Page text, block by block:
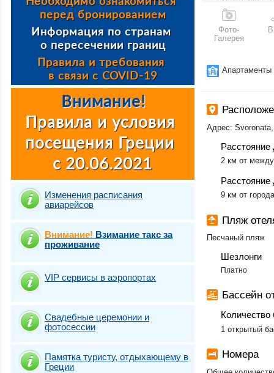
Изменения расписания
авиарейсов
Внимание! Взимание такс за
проживание
VIP сервисы в аэропортах
Свадебные церемонии и
фотосесcии
Памятка туристу, отдыхающему в
Греции
Фото-
Галерея
Апартаменты
Адрес:
Расстояние
2 км от
Расстояние
9 км от
Пляж
Песчаный пляж
Шезлонги
Платно
Бассейн
Количество
1 открытый
Номера